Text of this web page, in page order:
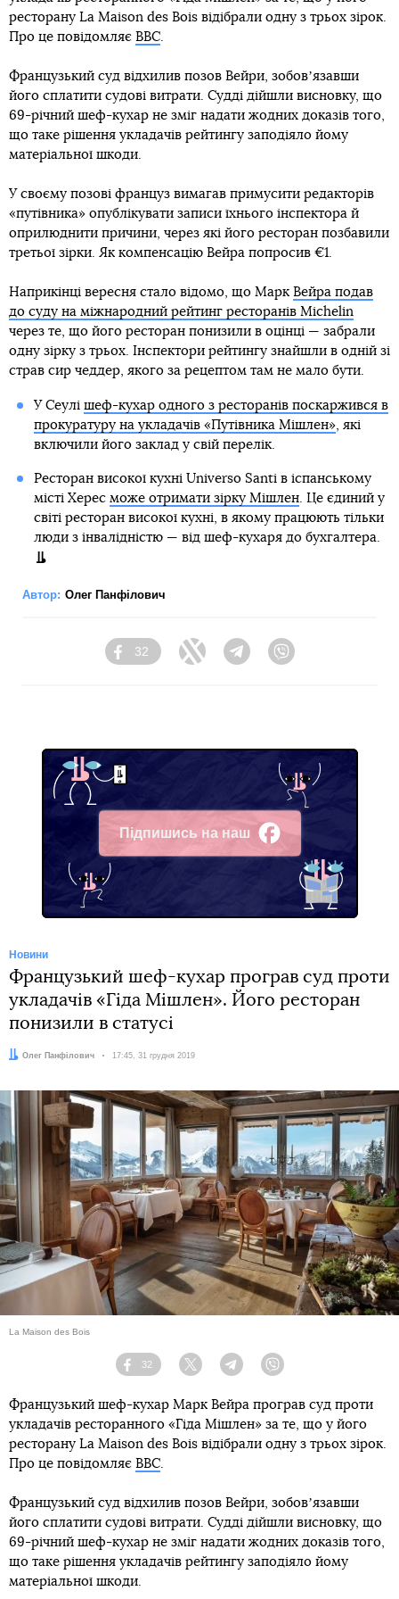
ресторану La Maison des Bois відібрали одну з трьох зірок.
Про це повідомляє ВВС.
Французький суд відхилив позов Вейри, зобовʼязавши
його сплатити судові витрати. Судді дійшли висновку, що
69-річний шеф-кухар не зміг надати жодних доказів того,
що таке рішення укладачів рейтингу заподіяло йому
матеріальної шкоди.
У своєму позові француз вимагав примусити редакторів
«путівника» опублікувати записи їхнього інспектора й
оприлюднити причини, через які його ресторан позбавили
третьої зірки. Як компенсацію Вейра попросив €1.
Наприкінці вересня стало відомо, що Марк Вейра подав
до суду на міжнародний рейтинг ресторанів Michelin
через те, що його ресторан понизили в оцінці — забрали
одну зірку з трьох. Інспектори рейтингу знайшли в одній зі
страв сир чеддер, якого за рецептом там не мало бути.
У Сеулі шеф-кухар одного з ресторанів поскаржився в
прокуратуру на укладачів «Путівника Мішлен», які
включили його заклад у свій перелік.
Ресторан високої кухні Universo Santi в іспанському
місті Херес може отримати зірку Мішлен. Це єдиний у
світі ресторан високої кухні, в якому працюють тільки
люди з інвалідністю — від шеф-кухаря до бухгалтера.
Автор: Олег Панфілович
Facebook
32
Twitter Telegram
Підпишись на наш
Facebook
Новини
Французький шеф-кухар програв суд проти
укладачів «Гіда Мішлен». Його ресторан
понизили в статусі
Автор:
Олег Панфілович Дата:
17:45, 31 грудня 2019
La Maison des Bois
Facebook
32
Twitter TelegramViber
Французький шеф-кухар Марк Вейра програв суд проти
укладачів ресторанного «Гіда Мішлен» за те, що у його
ресторану La Maison des Bois відібрали одну з трьох зірок.
Про це повідомляє ВВС
Французький суд відхилив позов Вейри, зобовʼязавши
його сплатити судові витрати. Судді дійшли висновку, що
69-річний шеф-кухар не зміг надати жодних доказів того,
що таке рішення укладачів рейтингу заподіяло йому
матеріальної шкоди.